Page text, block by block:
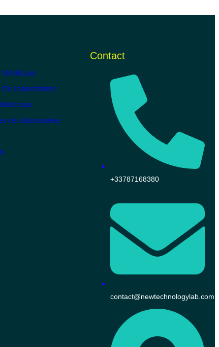
Médicaux
Laboratoires
de laboratoires
Contact
+33787168380
contact@newtechnologylab.com